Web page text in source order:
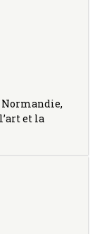
Normandie,
et la